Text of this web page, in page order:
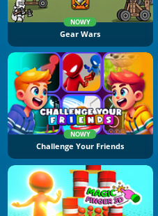
NOWY
Gear Wars
NOWY
Challenge Your Friends